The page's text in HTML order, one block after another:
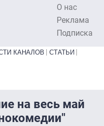
О нас
Реклама
Подписка
КАНАЛОВ
СТАТЬИ
на весь май